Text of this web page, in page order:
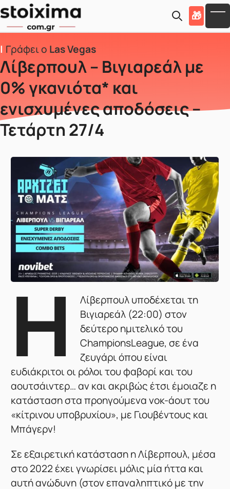
Skip to main content
🎁
Γράφει ο Las Vegas
Λίβερπουλ – Βιγιαρεάλ με
0% γκανιότα* και
ενισχυμένες αποδόσεις –
Τετάρτη 27/4
Η
Λίβερπουλ υποδέχεται τη
Βιγιαρεάλ (22:00) στον
δεύτερο ημιτελικό του
ChampionsLeague, σε ένα
ζευγάρι όπου είναι
ευδιάκριτοι οι ρόλοι του φαβορί και του
αουτσάιντερ… αν και ακριβώς έτσι έμοιαζε η
κατάσταση στα προηγούμενα νοκ-άουτ του
«κίτρινου υποβρυχίου», με Γιουβέντους και
Μπάγερν!
Σε εξαιρετική κατάσταση η Λίβερπουλ, μέσα
στο 2022 έχει γνωρίσει μόλις μία ήττα και
αυτή ανώδυνη (στον επαναληπτικό με την